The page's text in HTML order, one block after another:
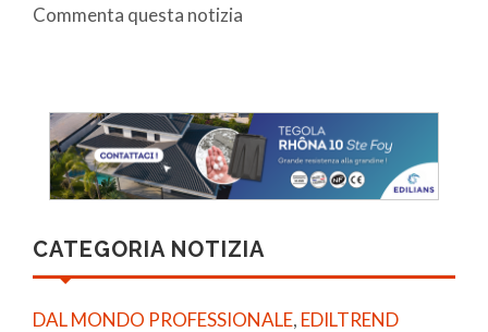
Commenta questa notizia
CATEGORIA NOTIZIA
DAL MONDO PROFESSIONALE, EDILTREND